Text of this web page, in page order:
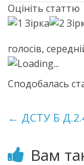
Оцініть статтю
голосів,
Loading...
Сподобалась
← ДСТУ Б
Вам